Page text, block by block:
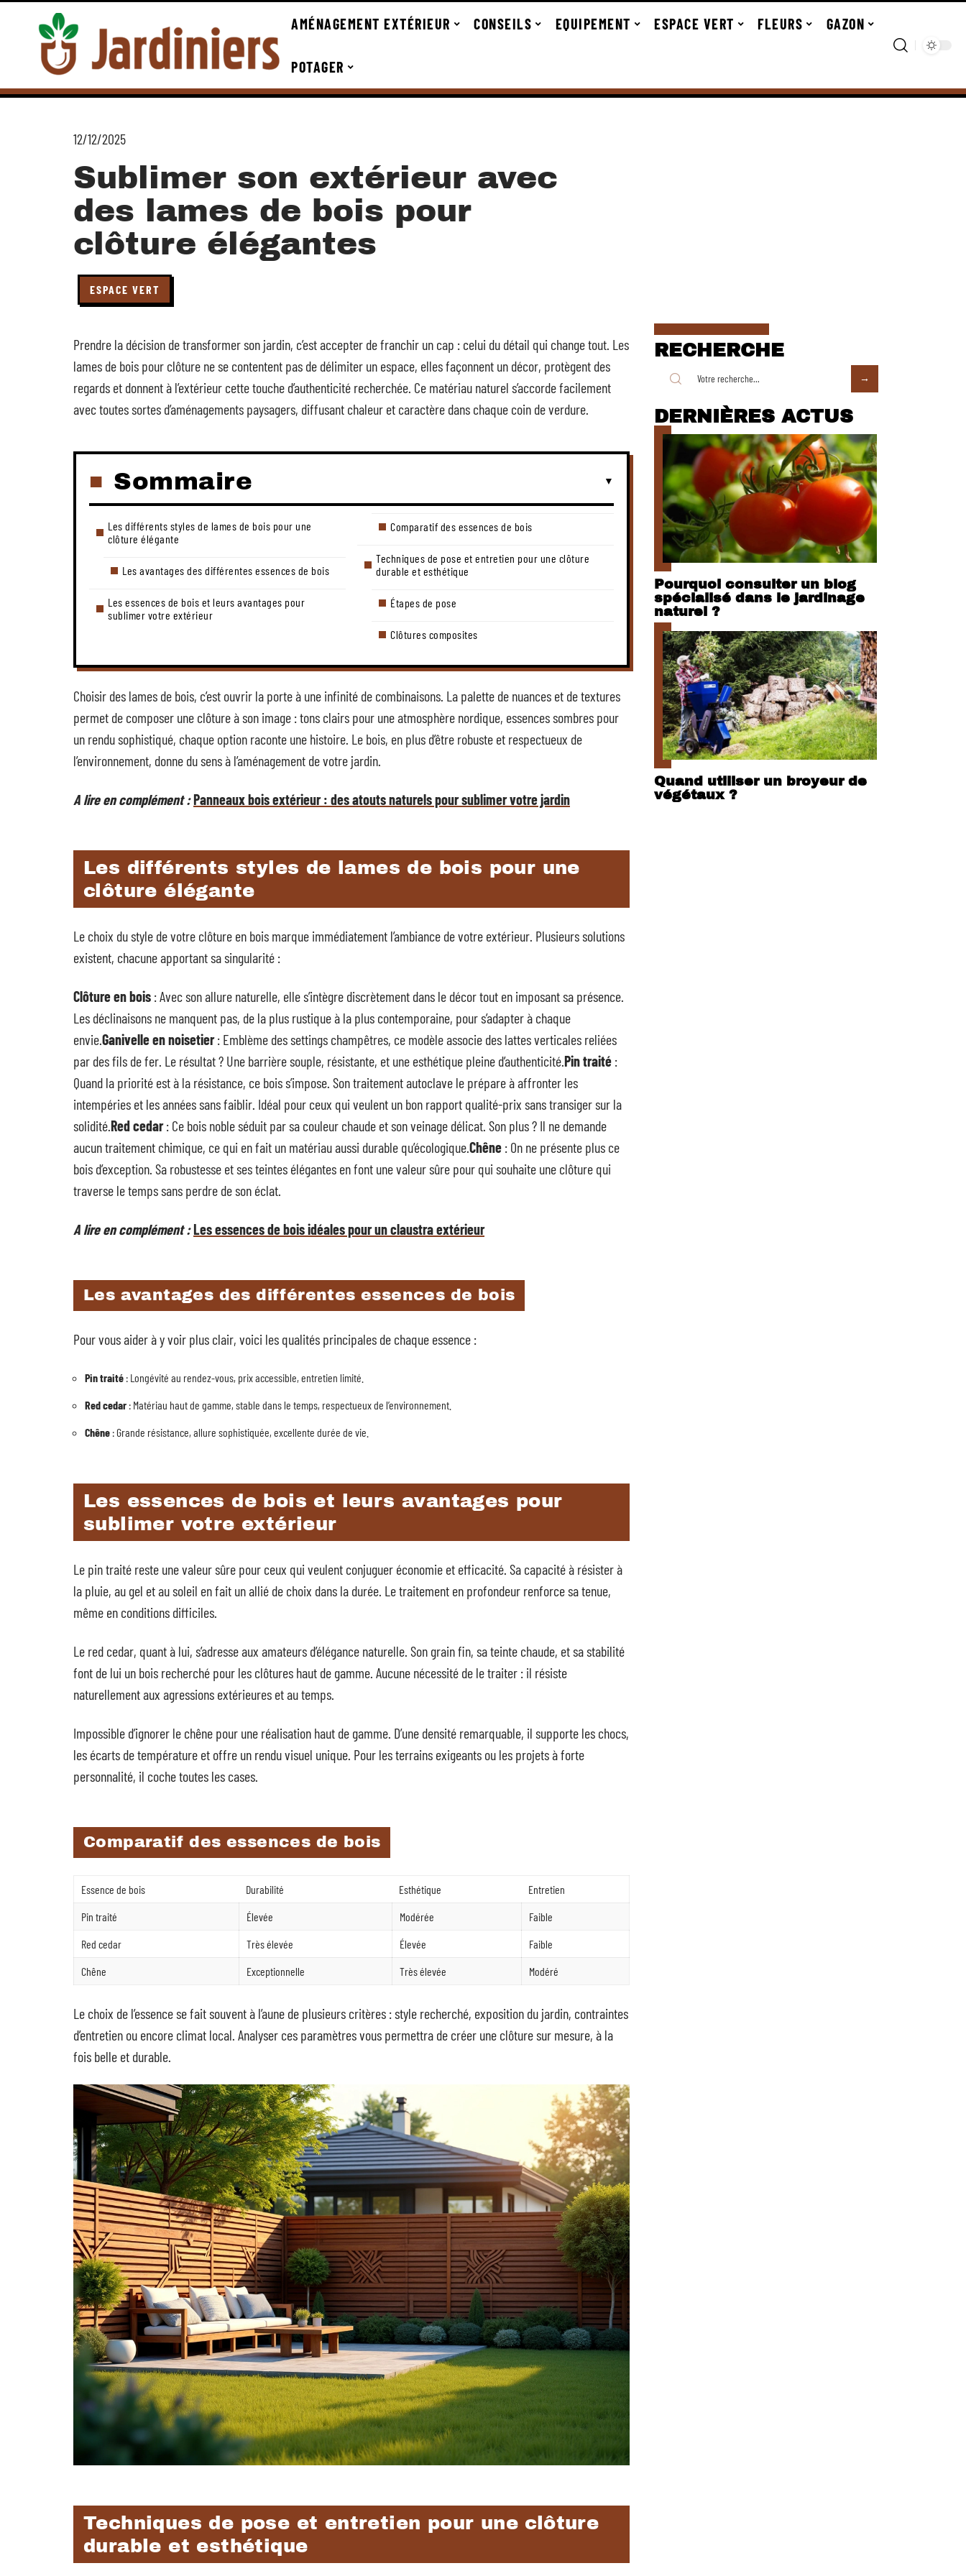
AMÉNAGEMENT EXTÉRIEUR CONSEILS EQUIPEMENT ESPACE VERT FLEURS GAZON
POTAGER
12/12/2025
Sublimer son extérieur avec
des lames de bois pour
clôture élégantes
ESPACE VERT
Prendre la décision de transformer son jardin, c’est accepter de franchir un cap : celui du détail qui change tout. Les
lames de bois pour clôture ne se contentent pas de délimiter un espace, elles façonnent un décor, protègent des
regards et donnent à l’extérieur cette touche d’authenticité recherchée. Ce matériau naturel s’accorde facilement
avec toutes sortes d’aménagements paysagers, diffusant chaleur et caractère dans chaque coin de verdure.
Sommaire
Les différents styles de lames de bois pour une
clôture élégante
Les avantages des différentes essences de bois
Les essences de bois et leurs avantages pour
sublimer votre extérieur
Comparatif des essences de bois
Techniques de pose et entretien pour une clôture
durable et esthétique
Étapes de pose
Clôtures composites
Choisir des lames de bois, c’est ouvrir la porte à une infinité de combinaisons. La palette de nuances et de textures
permet de composer une clôture à son image : tons clairs pour une atmosphère nordique, essences sombres pour
un rendu sophistiqué, chaque option raconte une histoire. Le bois, en plus d’être robuste et respectueux de
l’environnement, donne du sens à l’aménagement de votre jardin.
A lire en complément :Panneaux bois extérieur : des atouts naturels pour sublimer votre jardin
Les différents styles de lames de bois pour une
clôture élégante
Le choix du style de votre clôture en bois marque immédiatement l’ambiance de votre extérieur. Plusieurs solutions
existent, chacune apportant sa singularité :
Clôture en bois : Avec son allure naturelle, elle s’intègre discrètement dans le décor tout en imposant sa présence.
Les déclinaisons ne manquent pas, de la plus rustique à la plus contemporaine, pour s’adapter à chaque
envie.Ganivelle en noisetier: Emblème des settings champêtres, ce modèle associe des lattes verticales reliées
par des fils de fer. Le résultat ? Une barrière souple, résistante, et une esthétique pleine d’authenticité.Pin traité :
Quand la priorité est à la résistance, ce bois s’impose. Son traitement autoclave le prépare à affronter les
intempéries et les années sans faiblir. Idéal pour ceux qui veulent un bon rapport qualité-prix sans transiger sur la
solidité.Red cedar: Ce bois noble séduit par sa couleur chaude et son veinage délicat. Son plus ? Il ne demande
aucun traitement chimique, ce qui en fait un matériau aussi durable qu’écologique.Chêne : On ne présente plus ce
bois d’exception. Sa robustesse et ses teintes élégantes en font une valeur sûre pour qui souhaite une clôture qui
traverse le temps sans perdre de son éclat.
A lire en complément :Les essences de bois idéales pour un claustra extérieur
Les avantages des différentes essences de bois
Pour vous aider à y voir plus clair, voici les qualités principales de chaque essence :
Pin traité : Longévité au rendez-vous, prix accessible, entretien limité.
Red cedar : Matériau haut de gamme, stable dans le temps, respectueux de l’environnement.
Chêne : Grande résistance, allure sophistiquée, excellente durée de vie.
Les essences de bois et leurs avantages pour
sublimer votre extérieur
Le pin traité reste une valeur sûre pour ceux qui veulent conjuguer économie et efficacité. Sa capacité à résister à
la pluie, au gel et au soleil en fait un allié de choix dans la durée. Le traitement en profondeur renforce sa tenue,
même en conditions difficiles.
Le red cedar, quant à lui, s’adresse aux amateurs d’élégance naturelle. Son grain fin, sa teinte chaude, et sa stabilité
font de lui un bois recherché pour les clôtures haut de gamme. Aucune nécessité de le traiter : il résiste
naturellement aux agressions extérieures et au temps.
Impossible d’ignorer le chêne pour une réalisation haut de gamme. D’une densité remarquable, il supporte les chocs,
les écarts de température et offre un rendu visuel unique. Pour les terrains exigeants ou les projets à forte
personnalité, il coche toutes les cases.
Comparatif des essences de bois
Essence de bois Durabilité Esthétique
Entretien
Pin traité
Élevée Modérée
Faible
Red cedar
Très élevée Élevée
Faible
Chêne
Exceptionnelle Très élevée Modéré
Le choix de l’essence se fait souvent à l’aune de plusieurs critères : style recherché, exposition du jardin, contraintes
d’entretien ou encore climat local. Analyser ces paramètres vous permettra de créer une clôture sur mesure, à la
fois belle et durable.
Techniques de pose et entretien pour une clôture
durable et esthétique
RECHERCHE
DERNIÈRES ACTUS
Pourquoi consulter un blog
spécialisé dans le jardinage
naturel ?
Quand utiliser un broyeur de
végétaux ?